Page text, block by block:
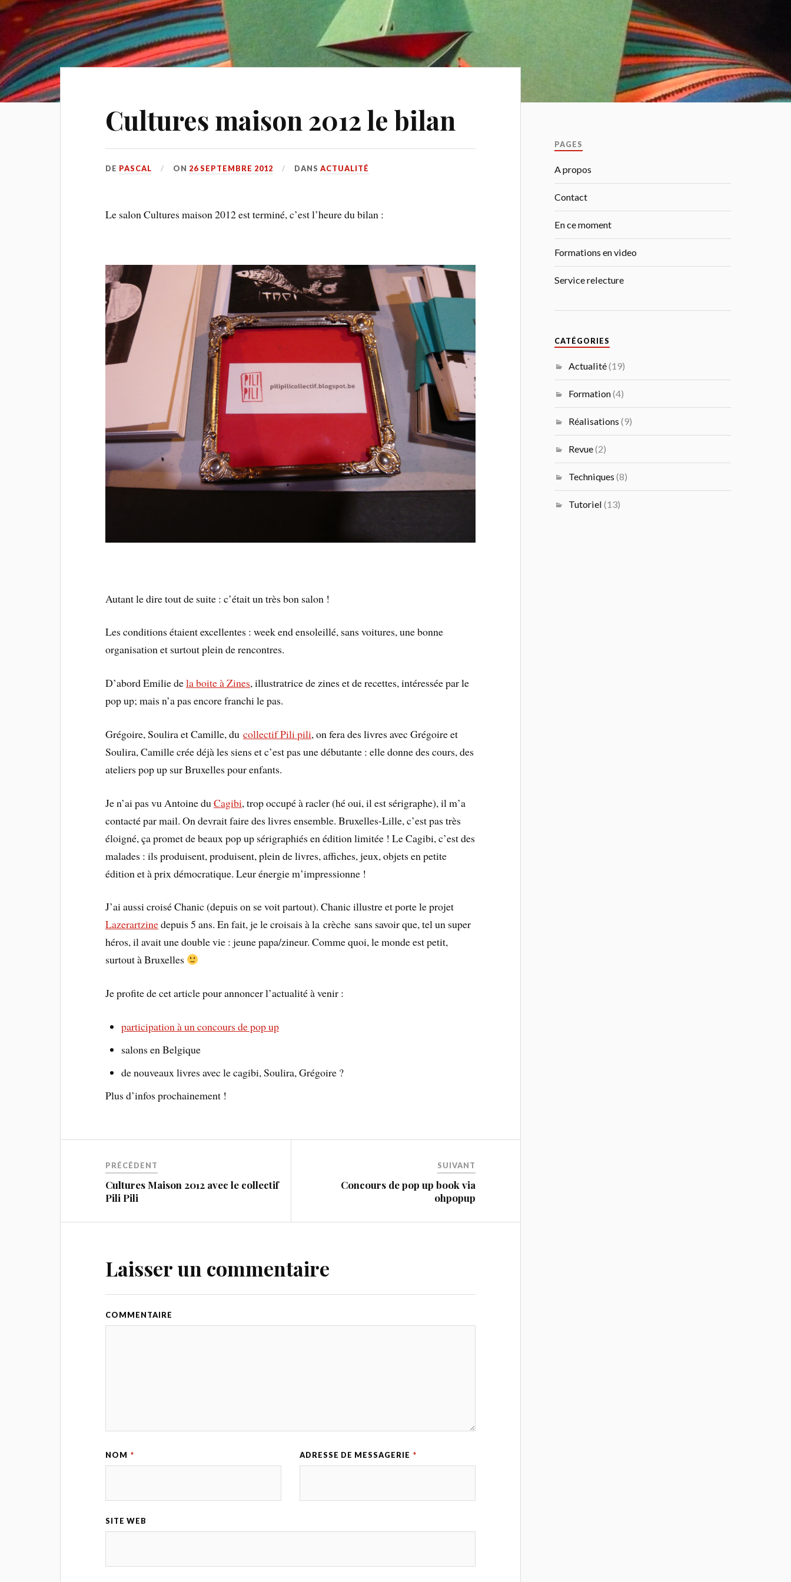
Cultures maison 2012 le bilan
DE PASCAL ON 26 SEPTEMBRE 2012 DANSACTUALITÉ
Le salon Cultures maison 2012 est terminé, c’est l’heure du bilan :
Autant le dire tout de suite : c’était un très bon salon !
Les conditions étaient excellentes : week end ensoleillé, sans voitures, une bonne
organisation et surtout plein de rencontres.
D’abord Emilie dela boite à Zines, illustratrice de zines et de recettes, intéressée par le
pop up; mais n’a pas encore franchi le pas.
Grégoire, Soulira et Camille, ducollectif Pili pili, on fera des livres avec Grégoire et
Soulira, Camille crée déjà les siens et c’est pas une débutante : elle donne des cours, des
ateliers pop up sur Bruxelles pour enfants.
Je n’ai pas vu Antoine duCagibi, trop occupé à racler (hé oui, il est sérigraphe), il m’a
contacté par mail. On devrait faire des livres ensemble. Bruxelles-Lille, c’est pas très
éloigné, ça promet de beaux pop up sérigraphiés en édition limitée ! Le Cagibi, c’est des
malades : ils produisent, produisent, plein de livres, affiches, jeux, objets en petite
édition et à prix démocratique. Leur énergie m’impressionne !
J’ai aussi croisé Chanic (depuis on se voit partout). Chanic illustre et porte le projet
Lazerartzinedepuis 5 ans. En fait, je le croisais à la crèche sans savoir que, tel un super
héros, il avait une double vie : jeune papa/zineur. Comme quoi, le monde est petit,
surtout à Bruxelles
Je profite de cet article pour annoncer l’actualité à venir :
participation à un concours de pop up
salons en Belgique
de nouveaux livres avec le cagibi, Soulira, Grégoire ?
Plus d’infos prochainement !
PRÉCÉDENT
Cultures Maison 2012 avec le collectif
Pili Pili
SUIVANT
Concours de pop up book via
ohpopup
Laisser un commentaire
COMMENTAIRE
NOM * ADRESSE DE MESSAGERIE *
SITE WEB
PAGES
A propos
Contact
En ce moment
Formations en video
Service relecture
CATÉGORIES
Actualité(19)
Formation(4)
Réalisations (9)
Revue(2)
Techniques (8)
Tutoriel (13)